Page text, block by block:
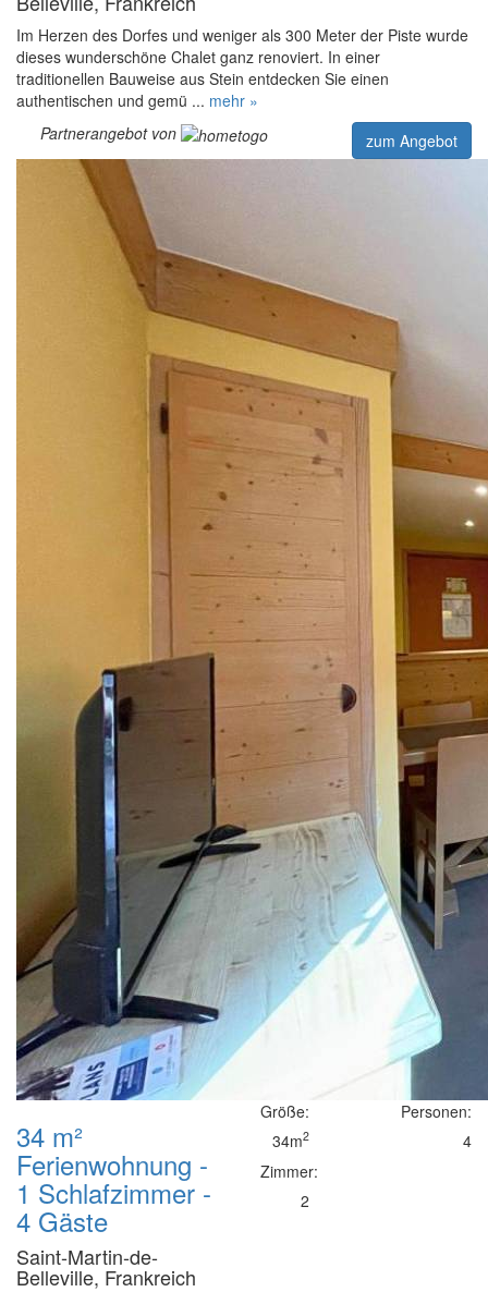
Im Herzen des Dorfes und weniger als 300 Meter der Piste wurde
dieses wunderschöne Chalet ganz renoviert. In einer
traditionellen Bauweise aus Stein entdecken Sie einen
authentischen und gemü ... mehr »
Partnerangebot von
zum Angebot
34 m²
Ferienwohnung -
1 Schlafzimmer -
4 Gäste
Saint-Martin-de-
Belleville, Frankreich
Größe:
34m2
Zimmer:
2
Personen:
4